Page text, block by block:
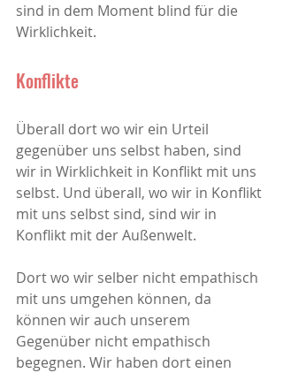
sind in dem Moment blind für die
Wirklichkeit.
Konflikte
Überall dort wo wir ein Urteil
gegenüber uns selbst haben, sind
wir in Wirklichkeit in Konflikt mit uns
selbst. Und überall, wo wir in Konflikt
mit uns selbst sind, sind wir in
Konflikt mit der Außenwelt.
Dort wo wir selber nicht empathisch
mit uns umgehen können, da
können wir auch unserem
Gegenüber nicht empathisch
begegnen. Wir haben dort einen